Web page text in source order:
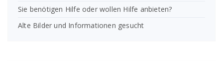
Sie benötigen Hilfe oder wollen Hilfe anbieten?
Alte Bilder und Informationen gesucht